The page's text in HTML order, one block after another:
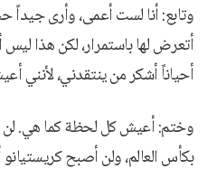
وتابع: أنا لست أعمى، وأرى جيداً
أتعرض لها باستمرار، لكن هذا ليس
أحياناً أشكر من ينتقدني، لأنني
وختم: أعيش كل لحظة كما هي. لن
بكأس العالم، ولن أصبح كريستيانو